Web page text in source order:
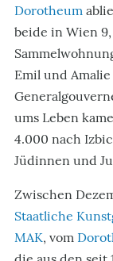
Dorotheum
beide in Wien 9,
Emil und
ums Leben
4.000 nach
Jüdinnen und
Zwischen
Staatliche
MAK, vom